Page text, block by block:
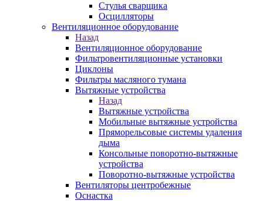
Стулья сварщика
Осцилляторы
Вентиляционное оборудование
Назад
Вентиляционное оборудование
Фильтровентиляционные установки
Циклоны
Фильтры масляного тумана
Вытяжные устройства
Назад
Вытяжные устройства
Мобильные вытяжные устройства
Пряморельсовые системы удаления
дыма
Консольные поворотно-вытяжные
устройства
Поворотно-вытяжные устройства
Вентиляторы центробежные
Оснастка